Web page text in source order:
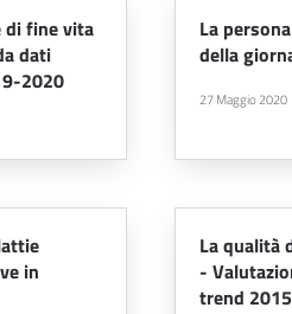
di fine vita
dati
2020
La
della
27 Maggio 2020
in
La qualità
-
trend